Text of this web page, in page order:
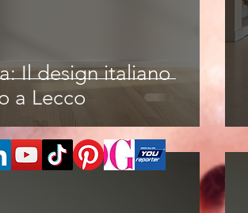
Il design italiano
a Lecco